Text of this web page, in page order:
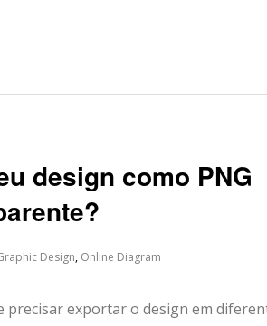
design como PNG
Design, Online Diagram
precisar exportar o design em